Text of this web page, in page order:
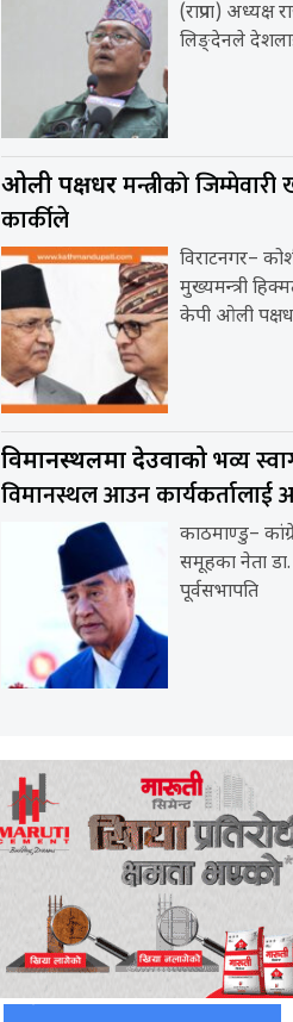
(राप्रपा) अध्यक्ष
लिङ्देनले
ओली पक्षधरमन्त्रीको
कार्कीले
विराटनगर–
मुख्यमन्त्री
केपी ओली
विमानस्थलमा देउवाकोभव्य
विमानस्थल आउन कार्यकर्तालाई
काठमाण्डु–
समूहका नेता
पूर्वसभापति